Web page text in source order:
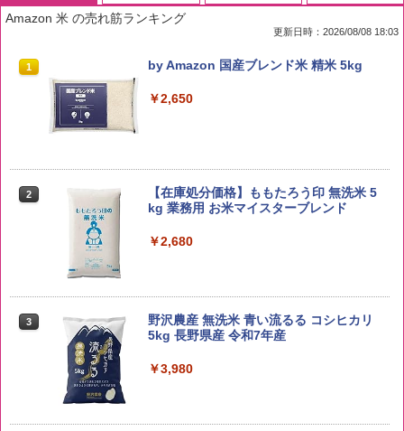
Amazon 米 の売れ筋ランキング
更新日時：2026/08/08 18:03
1 by Amazon 国産ブレンド米 精米 5kg
￥2,650
2
【在庫処分価格】ももたろう印 無洗米 5
kg 業務用 お米マイスターブレンド
￥2,680
3
野沢農産 無洗米 青い流るる コシヒカリ
5kg 長野県産 令和7年産
￥3,980